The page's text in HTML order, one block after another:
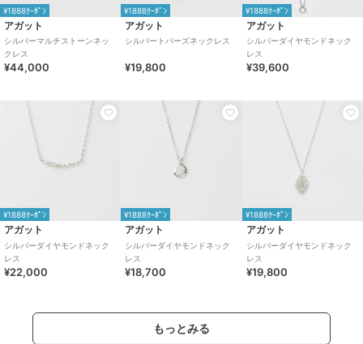
¥1888ｸｰﾎﾟﾝ
アガット
シルバーマルチストーンネッ
クレス
¥44,000
¥1888ｸｰﾎﾟﾝ
アガット
シルバートパーズネックレス
¥19,800
¥1888ｸｰﾎﾟﾝ
アガット
シルバーダイヤモンドネック
レス
¥39,600
¥1888ｸｰﾎﾟﾝ
アガット
シルバーダイヤモンドネック
レス
¥22,000
¥1888ｸｰﾎﾟﾝ
アガット
シルバーダイヤモンドネック
レス
¥18,700
¥1888ｸｰﾎﾟﾝ
アガット
シルバーダイヤモンドネック
レス
¥19,800
もっとみる